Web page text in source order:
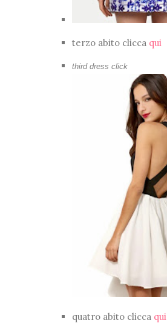
terzo abito clicca qui
third dress click
quatro abito clicca qui